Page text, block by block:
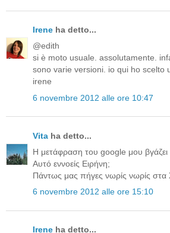
Irene ha detto...
@edith
si è moto usuale. assolutamente.
sono varie versioni. io qui ho scelto
irene
6 novembre 2012 alle ore 10:47
Vita ha detto...
Η μετάφραση του google μου βγάζει
Αυτό εννοείς Ειρήνη;
Πάντως μας πήγες νωρίς νωρίς στα
6 novembre 2012 alle ore 15:10
Irene ha detto...